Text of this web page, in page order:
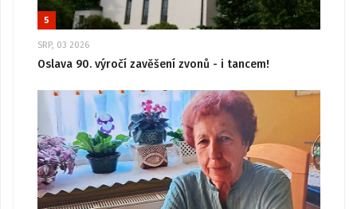
5
SRP, 03 2026
Oslava 90. výročí zavěšení zvonů - i tancem!